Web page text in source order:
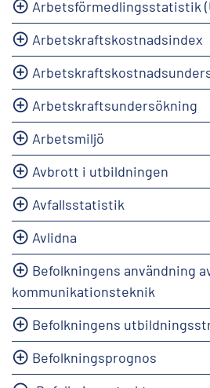
Arbetsförmedlingsstatistik
Arbetskraftskostnadsindex
Arbetskraftsundersökning
Arbetsmiljö
Avbrott i utbildningen
Avfallsstatistik
Avlidna
Befolkningens användning
kommunikationsteknik
Befolkningens
Befolkningsprognos